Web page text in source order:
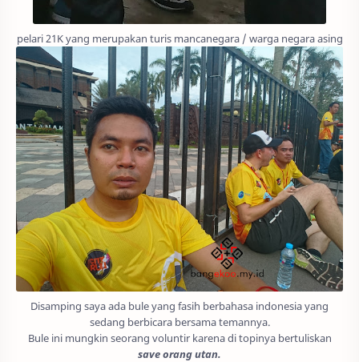
pelari 21K yang merupakan turis mancanegara / warga negara asing
Disamping saya ada bule yang fasih berbahasa indonesia yang
sedang berbicara bersama temannya.
Bule ini mungkin seorang voluntir karena di topinya bertuliskan
save orang utan.